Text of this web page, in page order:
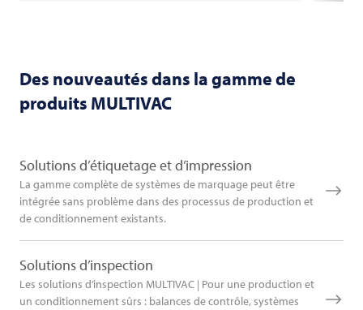
Des nouveautés dans la gamme de
produits MULTIVAC
Solutions d’étiquetage et d’impression
La gamme complète de systèmes de marquage peut être
intégrée sans problème dans des processus de production et
de conditionnement existants.
Solutions d’inspection
Les solutions d’inspection MULTIVAC | Pour une production et
un conditionnement sûrs : balances de contrôle, systèmes